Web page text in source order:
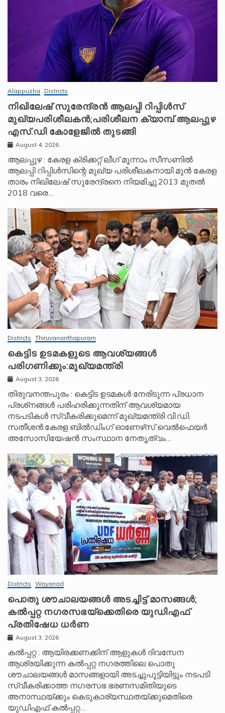
Alappuzha Districts
നിഖിലേഷ് സുരേന്ദ്രൻ ആലപ്പി റിപ്പിൾസ്
മുഖ്യപരിശീലകൻ;പരിശീലന ക്യാമ്പ് ആലപ്പുഴ
എസ്.ഡി കോളേജിൽ തുടങ്ങി
August 4, 2026
ആലപ്പുഴ : കേരള ക്രിക്കറ്റ് ലീ​ഗ് മൂന്നാം സീസണിൽ
ആലപ്പി റിപ്പിൾസിന്റെ മുഖ്യ പരിശീലകനായി മുൻ കേരള
താരം നിഖിലേഷ് സുരേന്ദ്രനെ നിയമിച്ചു.2013 മുതൽ
2018 വരെ…
Districts Thiruvananthapuram
കെട്ടിട ഉടമകളുടെ ആവശ്യങ്ങൾ
പരിഗണിക്കും:മുഖ്യമന്ത്രി
August 3, 2026
തിരുവനന്തപുരം : കെട്ടിട ഉടമകൾ നേരിടുന്ന പ്രധാന
പ്രശ്‌നങ്ങൾ പരിഹരിക്കുന്നതിന് ആവശ്യമായ
നടപടികൾ സ്വീകരിക്കുമെന്ന് മുഖ്യമന്ത്രി വി.ഡി.
സതീശൻ.കേരള ബിൽഡിംഗ് ഓണേഴ്‌സ് വെൽഫെയർ
അസോസിയേഷൻ സംസ്ഥാന നേതൃത്വം…
Districts Wayanad
പൊതു ശൗചാലയങ്ങൾ അടച്ചിട്ട് മാസങ്ങൾ;
കൽപ്പറ്റ നഗരസഭയ്‌ക്കെതിരെ യുഡിഎഫ്
പ്രതിഷേധ ധർണ
August 3, 2026
കൽപ്പറ്റ : ആയിരക്കണക്കിന് ആളുകൾ ദിവസേന
ആശ്രയിക്കുന്ന കൽപ്പറ്റ നഗരത്തിലെ പൊതു
ശൗചാലയങ്ങൾ മാസങ്ങളായി അടച്ചുപൂട്ടിയിട്ടും നടപടി
സ്വീകരിക്കാത്ത നഗരസഭ ഭരണസമിതിയുടെ
അനാസ്ഥയ്ക്കും കെടുകാര്യസ്ഥതയ്ക്കുമെതിരെ
യുഡിഎഫ് കൽപ്പറ്റ…